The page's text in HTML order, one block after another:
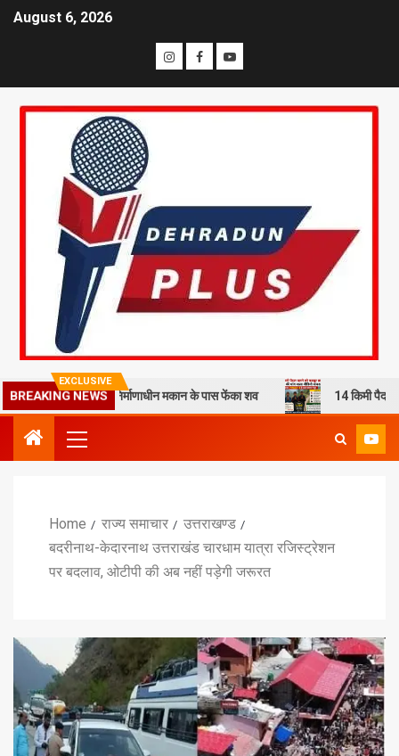
August 6, 2026
EXCLUSIVE
BREAKING NEWS
से हत्या कर निर्माणाधीन मकान के पास फेंका शव 14 किमी पैदल चलने को
Home राज्य समाचार
उत्तराखण्ड
बदरीनाथ-केदारनाथ उत्तराखंड चारधाम यात्रा रजिस्ट्रेशन
पर बदलाव, ओटीपी की अब नहीं पड़ेगी जरूरत